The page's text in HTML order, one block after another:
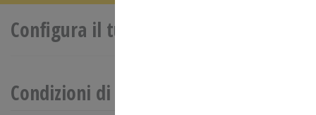
Configura il tuo prodotto
Condizioni di vendita